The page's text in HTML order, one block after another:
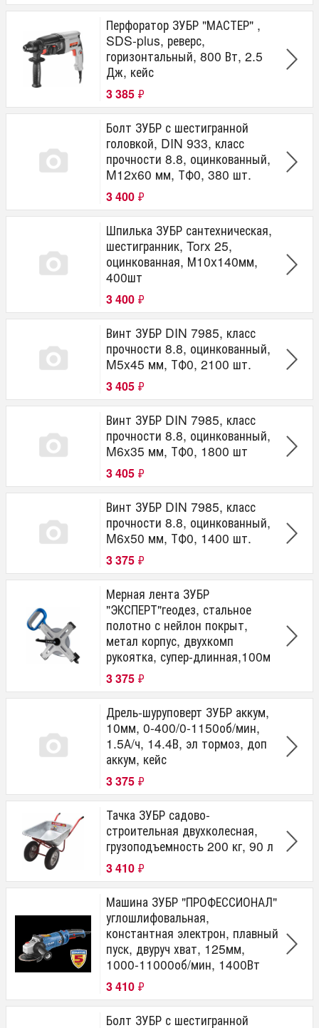
Перфоратор ЗУБР "МАСТЕР" ,
SDS-plus, реверс,
горизонтальный, 800 Вт, 2.5
Дж, кейс
3 385 ₽
Болт ЗУБР с шестигранной
головкой, DIN 933, класс
прочности 8.8, оцинкованный,
M12x60 мм, ТФ0, 380 шт.
3 400 ₽
Шпилька ЗУБР сантехническая,
шестигранник, Torx 25,
оцинкованная, М10x140мм,
400шт
3 400 ₽
Винт ЗУБР DIN 7985, класс
прочности 8.8, оцинкованный,
M5x45 мм, ТФ0, 2100 шт.
3 405 ₽
Винт ЗУБР DIN 7985, класс
прочности 8.8, оцинкованный,
M6x35 мм, ТФ0, 1800 шт
3 405 ₽
Винт ЗУБР DIN 7985, класс
прочности 8.8, оцинкованный,
M6x50 мм, ТФ0, 1400 шт.
3 375 ₽
Мерная лента ЗУБР
"ЭКСПЕРТ"геодез, стальное
полотно с нейлон покрыт,
метал корпус, двухкомп
рукоятка, супер-длинная,100м
3 375 ₽
Дрель-шуруповерт ЗУБР аккум,
10мм, 0-400/0-1150об/мин,
1.5А/ч, 14.4В, эл тормоз, доп
аккум, кейс
3 375 ₽
Тачка ЗУБР садово-
строительная двухколесная,
грузоподъемность 200 кг, 90 л
3 410 ₽
Машина ЗУБР "ПРОФЕССИОНАЛ"
углошлифовальная,
константная электрон, плавный
пуск, двуруч хват, 125мм,
1000-11000об/мин, 1400Вт
3 410 ₽
Болт ЗУБР с шестигранной